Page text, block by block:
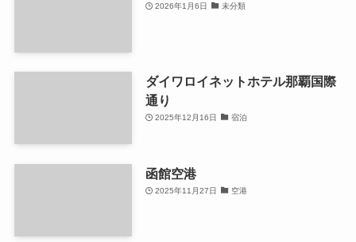
2026年1月6日 未分類
ダイワロイネットホテル那覇国際
通り
2025年12月16日 宿泊
函館空港
2025年11月27日 空港